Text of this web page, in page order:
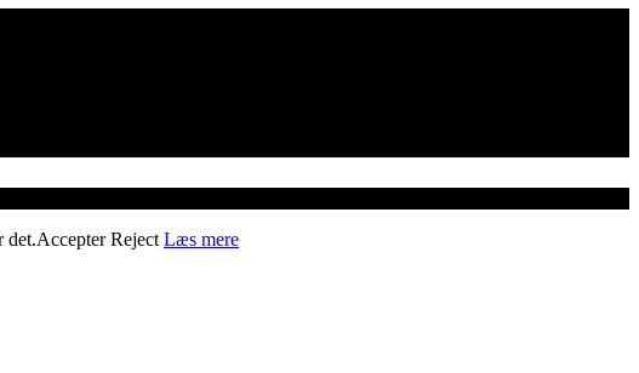
det.Accepter Reject Læs mere